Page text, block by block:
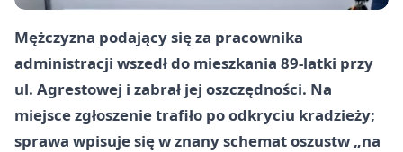
Mężczyzna podający się za pracownika
administracji wszedł do mieszkania 89‑latki przy
ul. Agrestowej i zabrał jej oszczędności. Na
miejsce zgłoszenie trafiło po odkryciu kradzieży;
sprawa wpisuje się w znany schemat oszustw „na